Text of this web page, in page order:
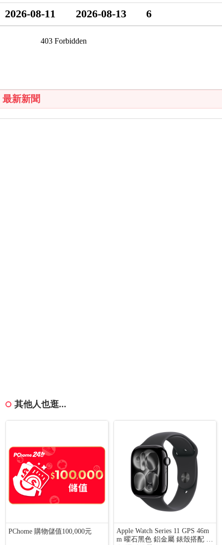
2026-08-11 2026-08-13 6
最新新聞
其他人也逛...
PChome 購物儲值100,000元
Apple Watch Series 11 GPS 46m
m 曜石黑色 鋁金屬 錶殼搭配 黑